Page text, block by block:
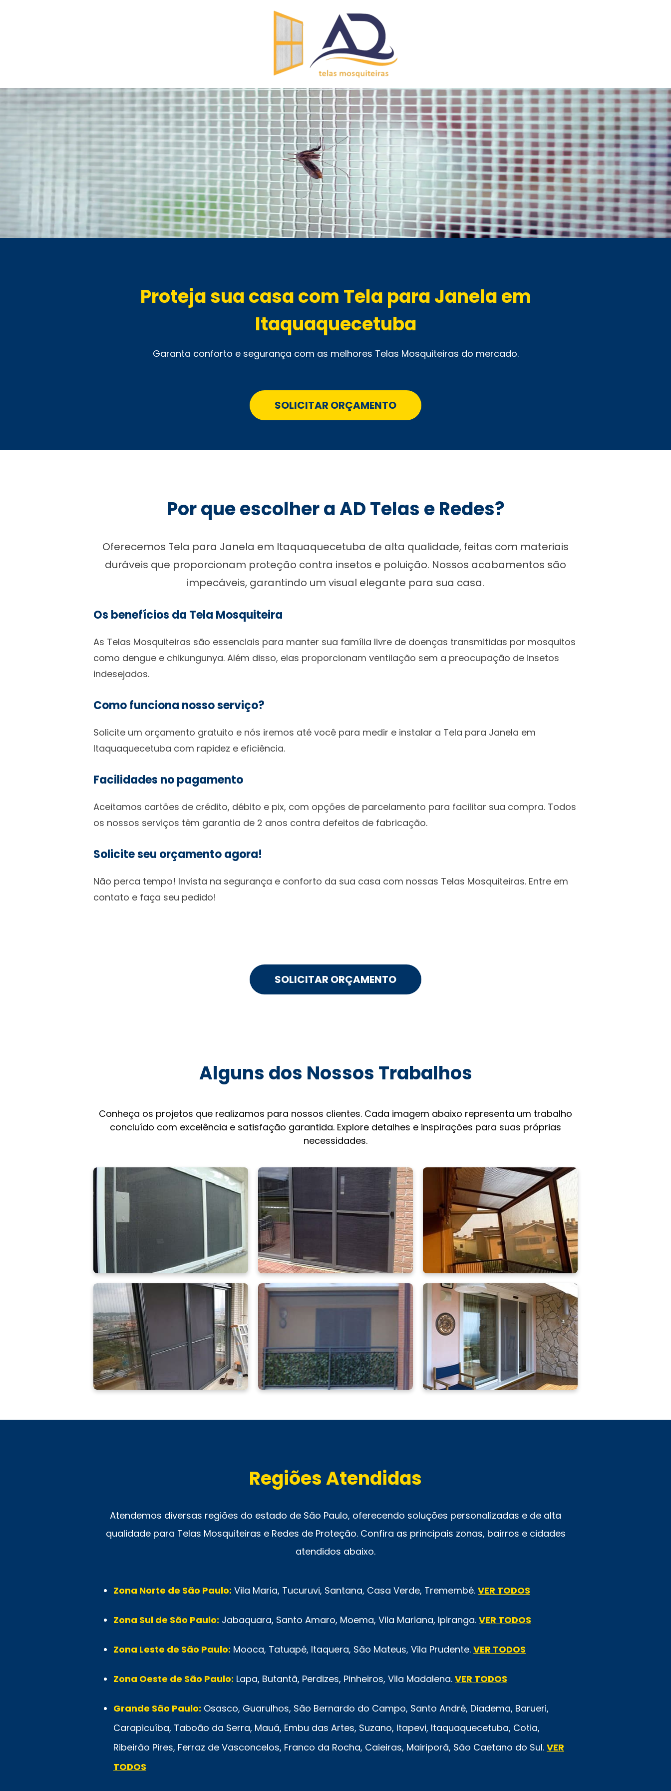
Proteja sua casa com Tela para Janela em
Itaquaquecetuba
Garanta conforto e segurança com as melhores Telas Mosquiteiras do mercado.
SOLICITAR ORÇAMENTO
Por que escolher a AD Telas e Redes?
Oferecemos Tela para Janela em Itaquaquecetuba de alta qualidade, feitas com materiais
duráveis que proporcionam proteção contra insetos e poluição. Nossos acabamentos são
impecáveis, garantindo um visual elegante para sua casa.
Os benefícios da Tela Mosquiteira
As Telas Mosquiteiras são essenciais para manter sua família livre de doenças transmitidas por mosquitos
como dengue e chikungunya. Além disso, elas proporcionam ventilação sem a preocupação de insetos
indesejados.
Como funciona nosso serviço?
Solicite um orçamento gratuito e nós iremos até você para medir e instalar a Tela para Janela em
Itaquaquecetuba com rapidez e eficiência.
Facilidades no pagamento
Aceitamos cartões de crédito, débito e pix, com opções de parcelamento para facilitar sua compra. Todos
os nossos serviços têm garantia de 2 anos contra defeitos de fabricação.
Solicite seu orçamento agora!
Não perca tempo! Invista na segurança e conforto da sua casa com nossas Telas Mosquiteiras. Entre em
contato e faça seu pedido!
SOLICITAR ORÇAMENTO
Alguns dos Nossos Trabalhos
Conheça os projetos que realizamos para nossos clientes. Cada imagem abaixo representa um trabalho
concluído com excelência e satisfação garantida. Explore detalhes e inspirações para suas próprias
necessidades.
Regiões Atendidas
Atendemos diversas regiões do estado de São Paulo, oferecendo soluções personalizadas e de alta
qualidade para Telas Mosquiteiras e Redes de Proteção. Confira as principais zonas, bairros e cidades
atendidos abaixo.
Zona Norte de São Paulo: Vila Maria, Tucuruvi, Santana, Casa Verde, Tremembé. VER TODOS
Zona Sul de São Paulo: Jabaquara, Santo Amaro, Moema, Vila Mariana, Ipiranga. VER TODOS
Zona Leste de São Paulo: Mooca, Tatuapé, Itaquera, São Mateus, Vila Prudente. VER TODOS
Zona Oeste de São Paulo: Lapa, Butantã, Perdizes, Pinheiros, Vila Madalena. VER TODOS
Grande São Paulo: Osasco, Guarulhos, São Bernardo do Campo, Santo André, Diadema, Barueri,
Carapicuíba, Taboão da Serra, Mauá, Embu das Artes, Suzano, Itapevi, Itaquaquecetuba, Cotia,
Ribeirão Pires, Ferraz de Vasconcelos, Franco da Rocha, Caieiras, Mairiporã, São Caetano do Sul. VER
TODOS